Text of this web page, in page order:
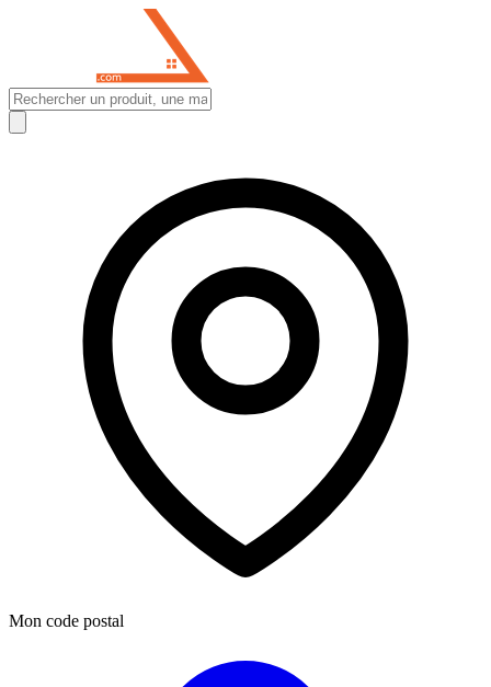
Mon code postal